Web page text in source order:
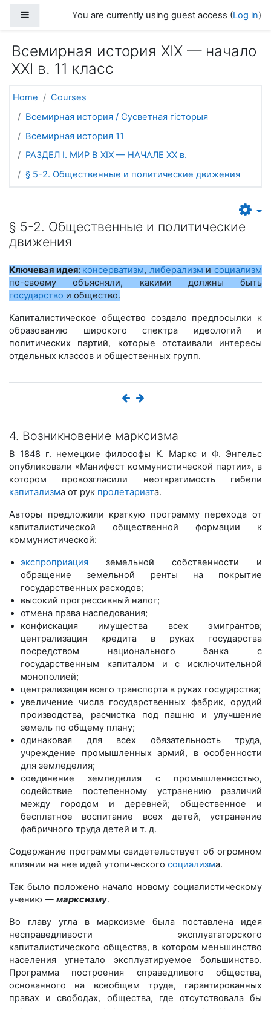
Side panelYou are currently using guest access (Log in)
Всемирная история ХІХ — начало
ХХІ в. 11 класс
Home
Courses
Всемирная история / Сусветная гісторыя
Всемирная история 11
РАЗДЕЛ I. МИР В ХIХ — НАЧАЛЕ ХХ в.
§ 5-2. Общественные и политические движения
§ 5-2. Общественные и политические
движения
Ключевая идея: консерватизм, либерализм исоциализм
по-своему объясняли, какими должны быть
государство и общество.
Капиталистическое общество создало предпосылки к
образованию широкого спектра идеологий и
политических партий, которые отстаивали интересы
отдельных классов и общественных групп.
4. Возникновение марксизма
В 1848 г. немецкие философы К. Маркс и Ф. Энгельс
опубликовали «Манифест коммунистической партии», в
котором провозгласили неотвратимость гибели
капитализма от рук пролетариата.
Авторы предложили краткую программу перехода от
капиталистической общественной формации к
коммунистической:
экспроприация земельной собственности и
обращение земельной ренты на покрытие
государственных расходов;
высокий прогрессивный налог;
отмена права наследования;
конфискация имущества всех эмигрантов;
централизация кредита в руках государства
посредством национального банка с
государственным капиталом и с исключительной
монополией;
централизация всего транспорта в руках государства;
увеличение числа государственных фабрик, орудий
производства, расчистка под пашню и улучшение
земель по общему плану;
одинаковая для всех обязательность труда,
учреждение промышленных армий, в особенности
для земледелия;
соединение земледелия с промышленностью,
содействие постепенному устранению различий
между городом и деревней; общественное и
бесплатное воспитание всех детей, устранение
фабричного труда детей и т. д.
Содержание программы свидетельствует об огромном
влиянии на нее идей утопического социализма.
Так было положено начало новому социалистическому
учению — марксизму.
Во главу угла в марксизме была поставлена идея
несправедливости эксплуататорского
капиталистического общества, в котором меньшинство
населения угнетало эксплуатируемое большинство.
Программа построения справедливого общества,
основанного на всеобщем труде, гарантированных
правах и свободах, общества, где отсутствовала бы